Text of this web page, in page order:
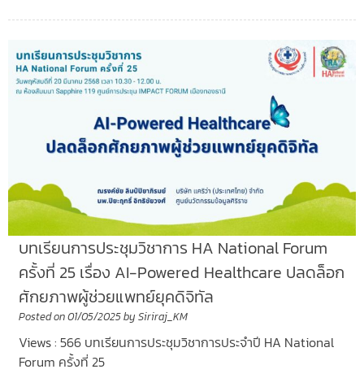
บทเรียนการประชุมวิชาการ HA National Forum
ครั้งที่ 25 เรื่อง AI-Powered Healthcare ปลดล็อก
ศักยภาพผู้ช่วยแพทย์ยุคดิจิทัล
Posted on01/05/2025by Siriraj_KM
Views : 566 บทเรียนการประชุมวิชาการประจำปี HA National
Forum ครั้งที่ 25